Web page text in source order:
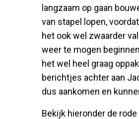
langzaam op gaan
van stapel lopen,
het ook wel zwaarder
weer te mogen
het wel heel graag
berichtjes achter aan
dus aankomen en
Bekijk hieronder de